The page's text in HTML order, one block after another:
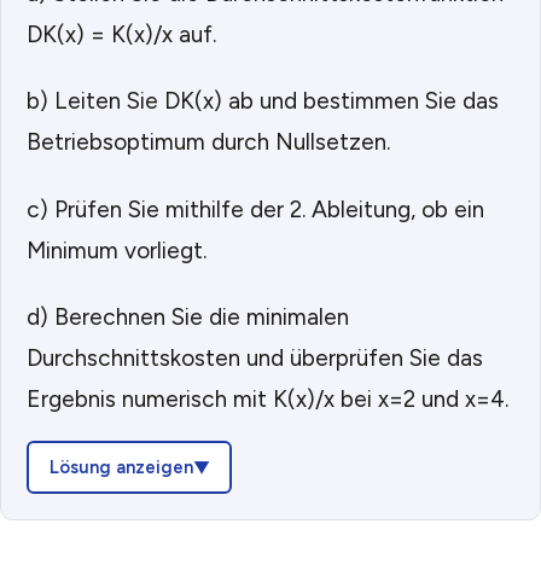
DK(x) = K(x)/x auf.
b) Leiten Sie DK(x) ab und bestimmen Sie das
Betriebsoptimum durch Nullsetzen.
c) Prüfen Sie mithilfe der 2. Ableitung, ob ein
Minimum vorliegt.
d) Berechnen Sie die minimalen
Durchschnittskosten und überprüfen Sie das
Ergebnis numerisch mit K(x)/x bei x=2 und x=4.
Lösung anzeigen